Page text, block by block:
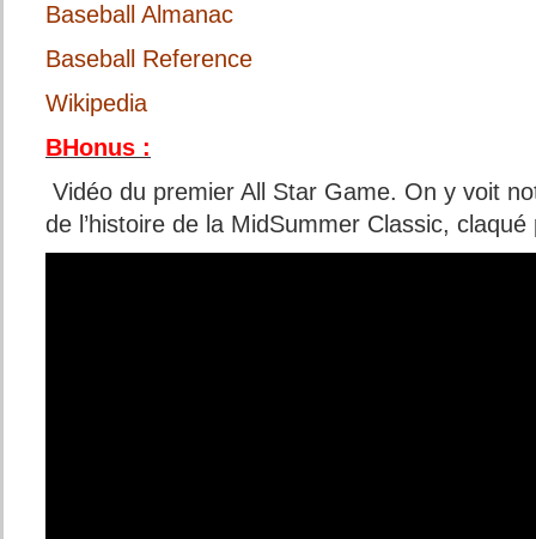
Baseball Almanac
Baseball Reference
Wikipedia
BHonus :
Vidéo du premier All Star Game. On y voit
de l’histoire de la MidSummer Classic,